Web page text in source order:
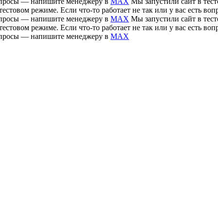
режиме. Если что-то работает не так или у вас есть
— напишите менеджеру в MAX Мы запустили сайт в
режиме. Если что-то работает не так или у вас есть
— напишите менеджеру в MAX